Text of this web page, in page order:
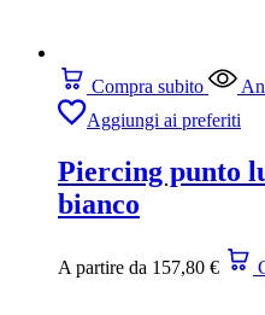
Compra subito
Aggiungi ai preferiti
Piercing punto
bianco
A partire da 157,80 €